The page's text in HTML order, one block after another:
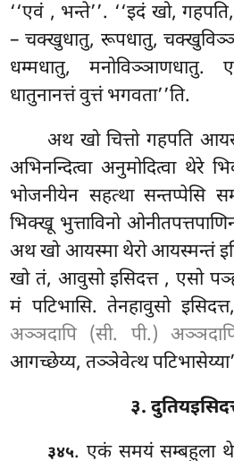
‘‘एवं , भन्ते’’. ‘‘इदं खो,
– चक्खुधातु, रूपधातु,
धम्मधातु, मनोविञ्ञाणधातु.
धातुनानत्तं वुत्तं भगवता’’ति.
अथ खो चित्तो गहपति
अभिनन्दित्वा अनुमोदित्वा थेरे
भोजनीयेन सहत्था सन्तप्पेसि
भिक्खू भुत्ताविनो
अथ खो आयस्मा थेरो आयस्मन्तं
खो तं, आवुसो इसिदत्त , एसो
मं पटिभासि. तेनहावुसो
अञ्ञदापि (सी. पी.)
आगच्छेय्य, तञ्ञेवेत्थ
३.
३४५. एकं समयं सम्बहुला